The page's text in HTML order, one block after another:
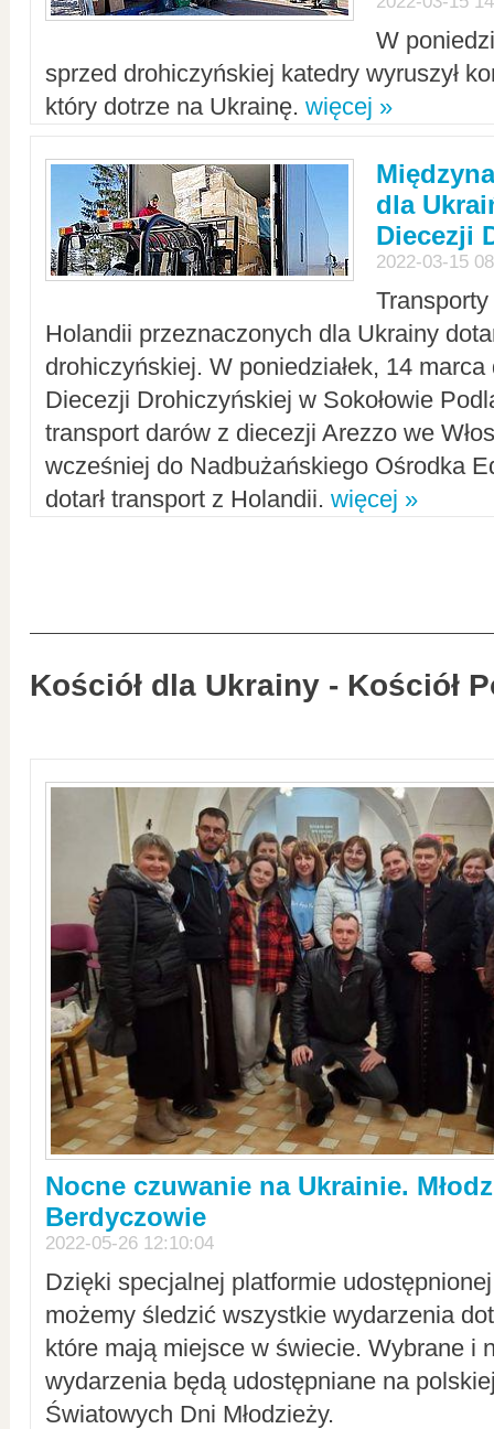
W
sprzed drohiczyńskiej katedry wyruszył
który dotrze na Ukrainę. więcej »
dla
Diecezji
2022-03-15
Holandii przeznaczonych dla Ukrainy
drohiczyńskiej. W poniedziałek, 14
Diecezji Drohiczyńskiej w Sokołowie
transport darów z diecezji Arezzo we
wcześniej do Nadbużańskiego Ośrodka
dotarł transport z Holandii. więcej »
Kościół dla Ukrainy - Kościół
Nocne czuwanie na Ukrainie.
Berdyczowie
2022-05-26 12:10:04
Dzięki specjalnej platformie
możemy śledzić wszystkie wydarzenia
które mają miejsce w świecie. Wybrane i
wydarzenia będą udostępniane na
Światowych Dni Młodzieży.